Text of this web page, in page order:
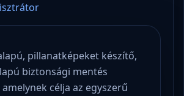
pillanatképeket készítő,
biztonsági mentés
célja az egyszerű